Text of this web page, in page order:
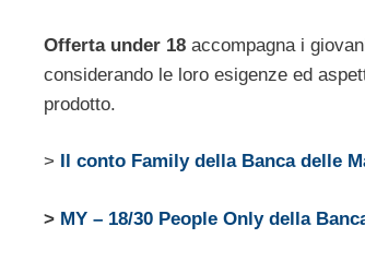
Offerta under 18 accompagna i
considerando le loro esigenze ed
prodotto.
> Il conto Family della Banca delle
> MY – 18/30 People Only della